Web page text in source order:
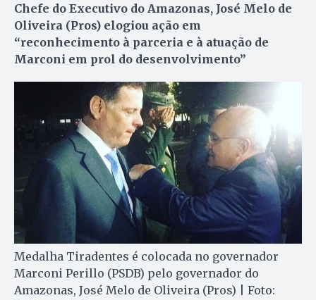
Chefe do Executivo do Amazonas, José Melo de
Oliveira (Pros) elogiou ação em
“reconhecimento à parceria e à atuação de
Marconi em prol do desenvolvimento”
Medalha Tiradentes é colocada no governador
Marconi Perillo (PSDB) pelo governador do
Amazonas, José Melo de Oliveira (Pros) | Foto: